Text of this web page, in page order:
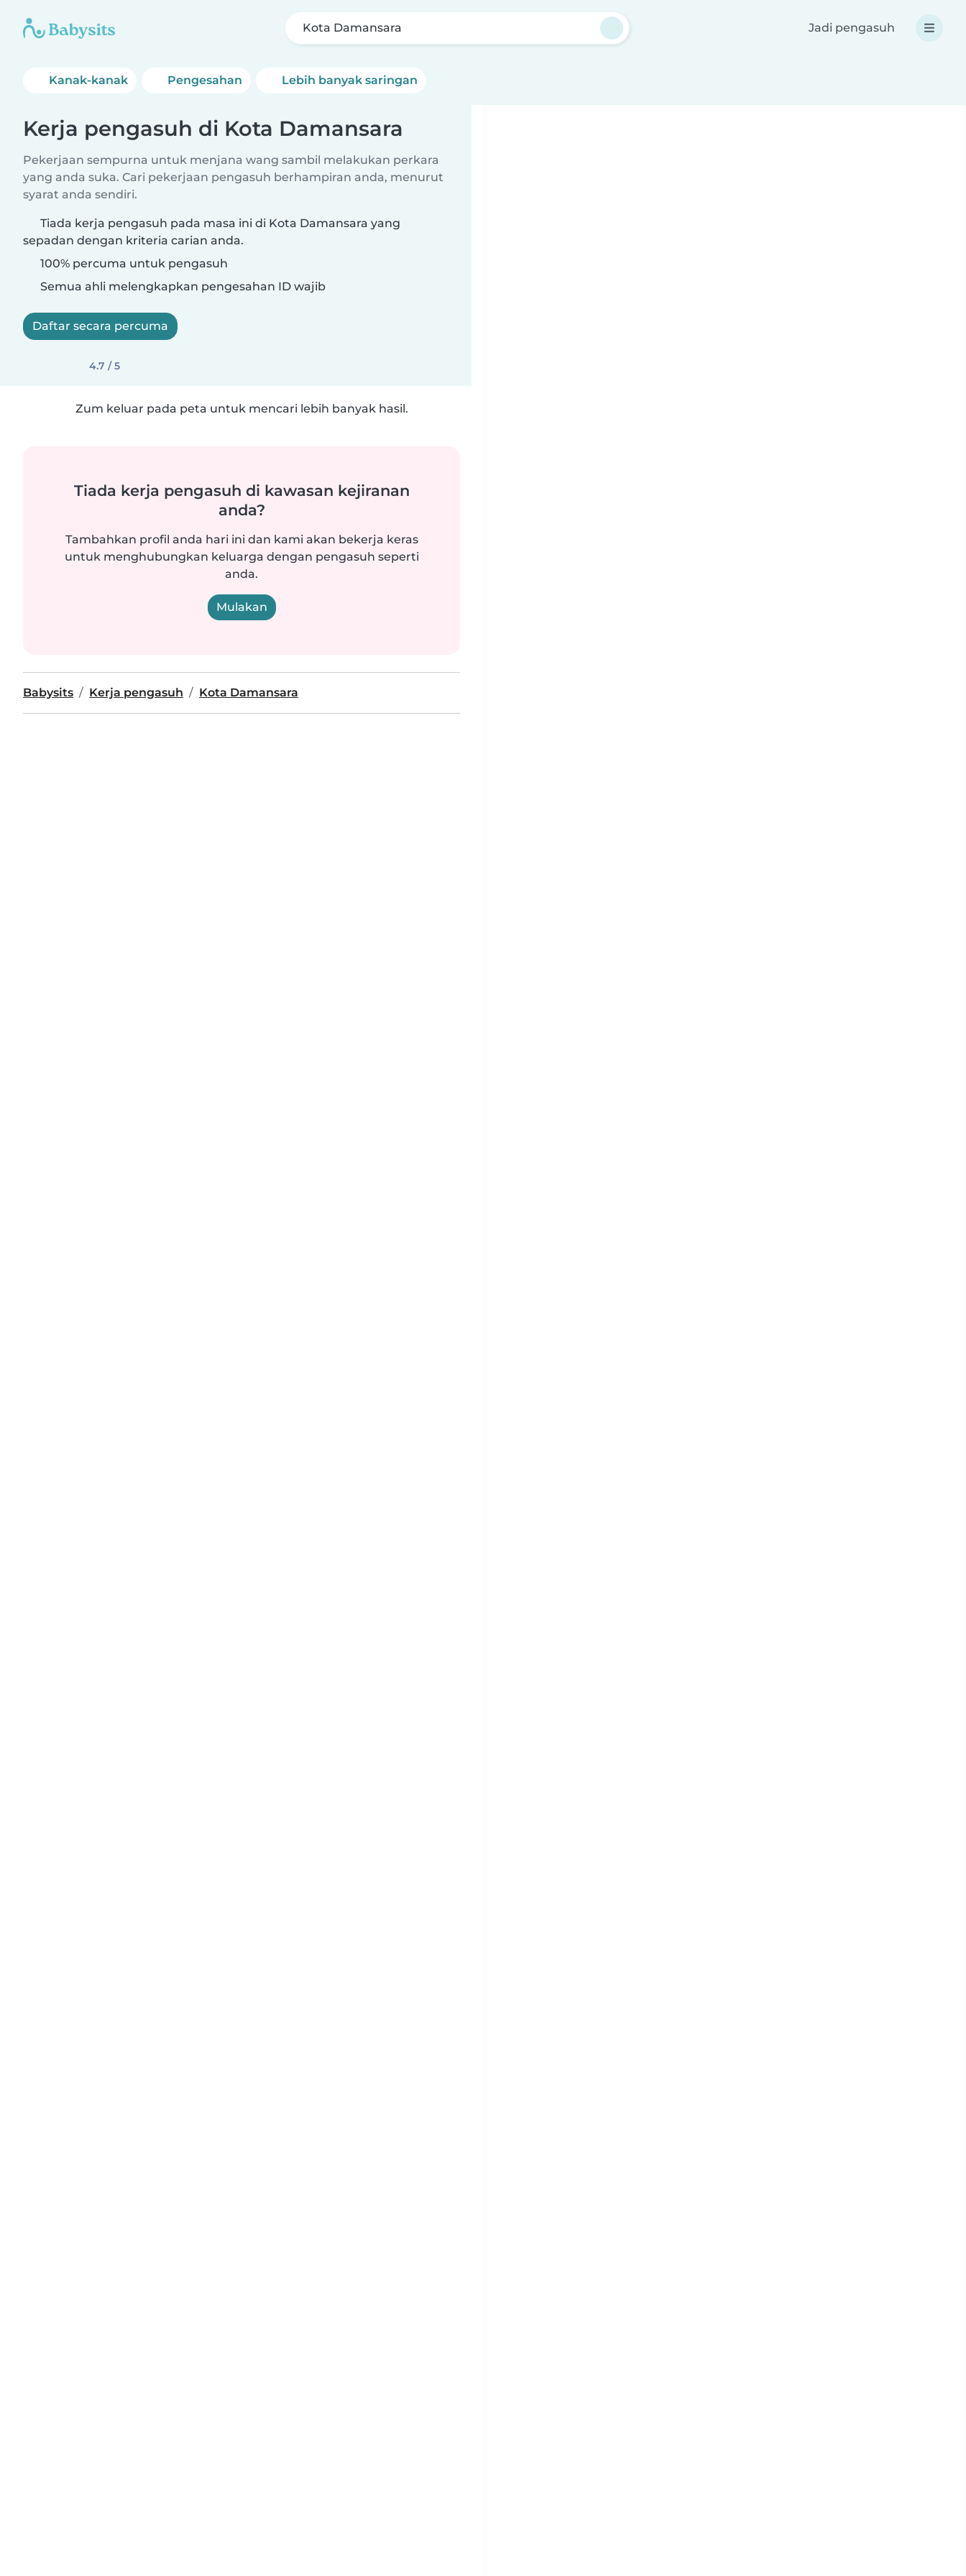
Kota Damansara Jadi pengasuh
Kanak-kanak Pengesahan Lebih banyak saringan
Kerja pengasuh di Kota Damansara
Pekerjaan sempurna untuk menjana wang sambil melakukan perkara
yang anda suka. Cari pekerjaan pengasuh berhampiran anda, menurut
syarat anda sendiri.
Tiada kerja pengasuh pada masa ini di Kota Damansara yang
sepadan dengan kriteria carian anda.
100% percuma untuk pengasuh
Semua ahli melengkapkan pengesahan ID wajib
Daftar secara percuma
4.7 / 5
Zum keluar pada peta untuk mencari lebih banyak hasil.
Tiada kerja pengasuh di kawasan kejiranan
anda?
Tambahkan profil anda hari ini dan kami akan bekerja keras
untuk menghubungkan keluarga dengan pengasuh seperti
anda.
Mulakan
Babysits Kerja pengasuh Kota Damansara